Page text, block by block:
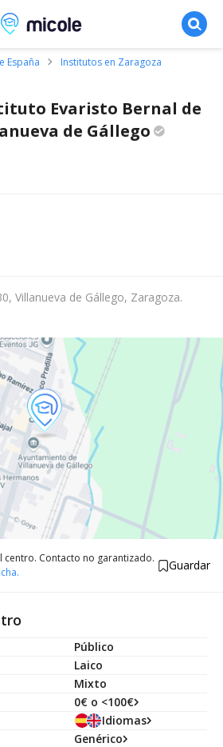
Micole, buscador de colegios
España
Institutos en Zaragoza
Evaristo Bernal de
de Gállego
Villanueva de Gállego, Zaragoza.
centro. Contacto no garantizado.
Guardar
Público
Laico
Mixto
0€ o <100€
Idiomas
Genérico